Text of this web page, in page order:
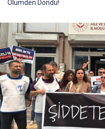
Ölümden Döndü!